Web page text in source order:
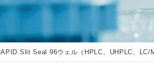
Slit Seal 96ウェル（HPLC、UHPLC、